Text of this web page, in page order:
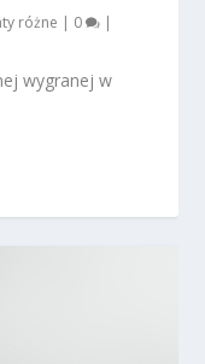
różne | 0 |
wygranej w